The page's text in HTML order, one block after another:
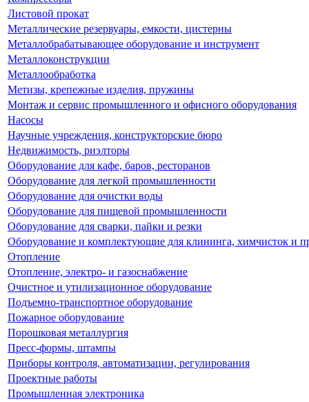
Листовой прокат
Металлические резервуары, емкости, цистерны
Металлобрабатывающее оборудование и инструмент
Металлоконструкции
Металлообработка
Метизы, крепежные изделия, пружины
Монтаж и сервис промышленного и офисного оборудования
Насосы
Научные учреждения, конструкторские бюро
Недвижимость, риэлторы
Оборудование для кафе, баров, ресторанов
Оборудование для легкой промышленности
Оборудование для очистки воды
Оборудование для пищевой промышленности
Оборудование для сварки, пайки и резки
Оборудование и комплектующие для клининга, химчисток и
Отопление
Отопление, электро- и газоснабжение
Очистное и утилизационное оборудование
Подъемно-транспортное оборудование
Пожарное оборудование
Порошковая металлургия
Пресс-формы, штампы
Приборы контроля, автоматизации, регулирования
Проектные работы
Промышленная электроника